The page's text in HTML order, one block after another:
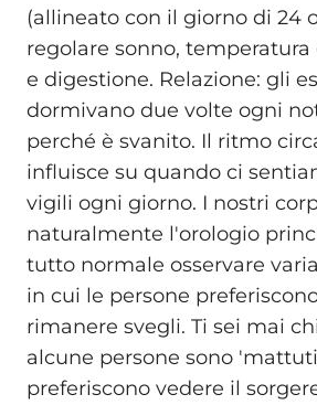
(allineato con il giorno di 24
regolare sonno, temperatura
e digestione. Relazione: gli
dormivano due volte ogni
perché è svanito. Il ritmo
influisce su quando ci
vigili ogni giorno. I nostri
naturalmente l'orologio
tutto normale osservare
in cui le persone
rimanere svegli. Ti sei mai
alcune persone sono
preferiscono vedere il